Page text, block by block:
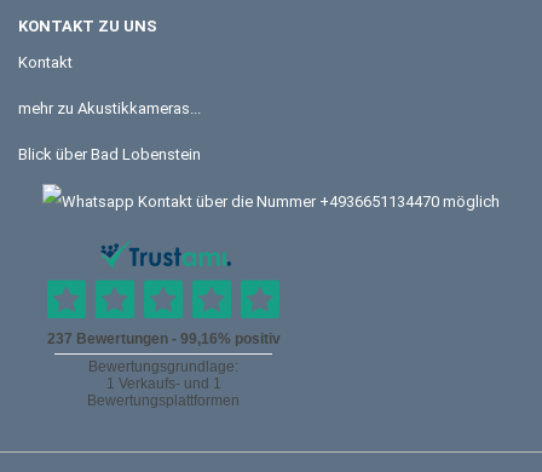
KONTAKT ZU UNS
Kontakt
mehr zu Akustikkameras...
Blick über Bad Lobenstein